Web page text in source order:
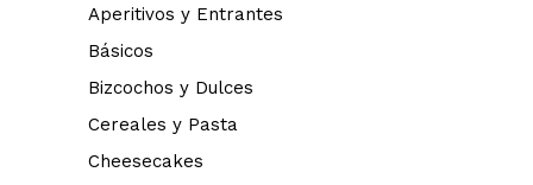
Aperitivos y Entrantes
Básicos
Bizcochos y Dulces
Cereales y Pasta
Cheesecakes